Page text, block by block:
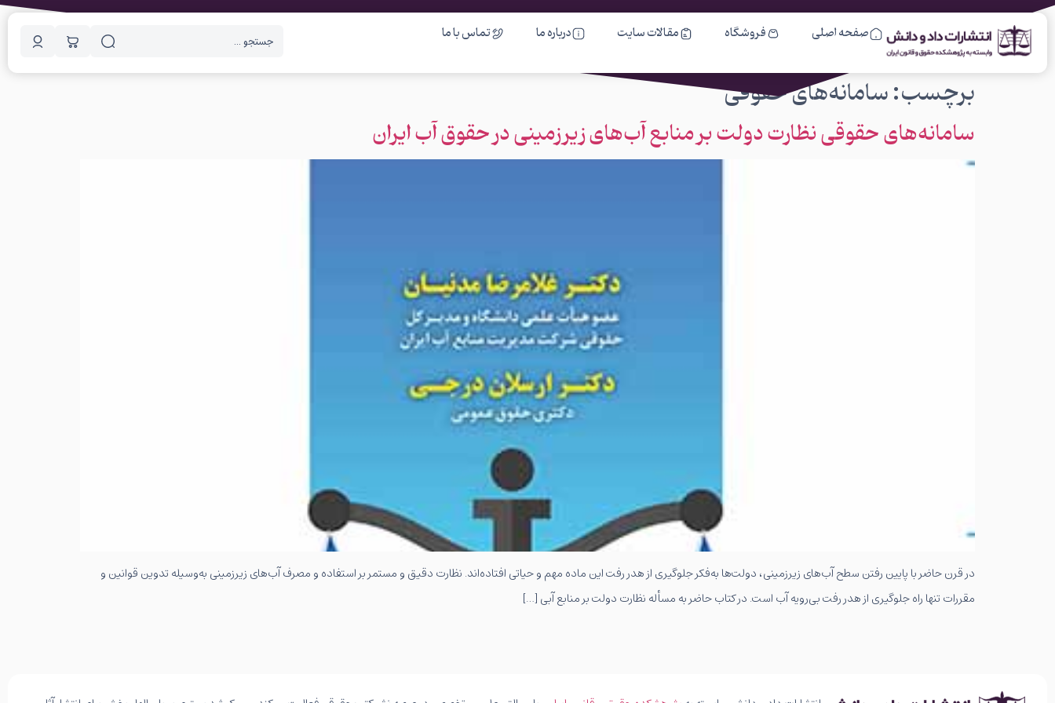
صفحه اصلی فروشگاه مقالات سایت درباره ما تماس با ما
برچسب:سامانه‌های حقوقی
سامانه‌های حقوقی نظارت دولت بر منابع آب‌های زیرزمینی در حقوق آب ایران
در قرن حاضر با پایین رفتن سطح آب‌های زیرزمینی، دولت‌ها به‌فکر جلوگیری از هدر رفت این ماده مهم و حیاتی افتاده‌اند. نظارت دقیق و مستمر بر استفاده و مصرف آب‌های زیرزمینی به‌وسیله تدوین قوانین و
مقررات تنها راه جلوگیری از هدر رفت بی‌رویه آب است. در کتاب حاضر به مسأله نظارت دولت بر منابع آبی […]